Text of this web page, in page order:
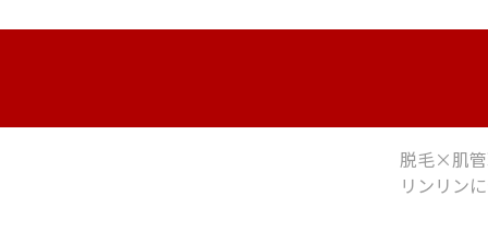
脱毛×肌
リンリン